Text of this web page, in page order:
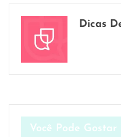
Dicas
Você Pode Gostar